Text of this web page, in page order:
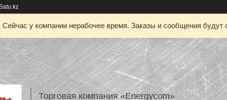
Сейчас у компании нерабочее время. Заказы и сообщения
Торговая компания «Energycom»